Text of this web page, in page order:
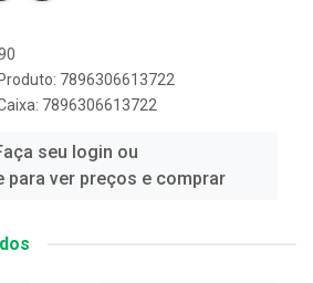
7896306613722
7896306613722
seu login ou
para ver preços e comprar